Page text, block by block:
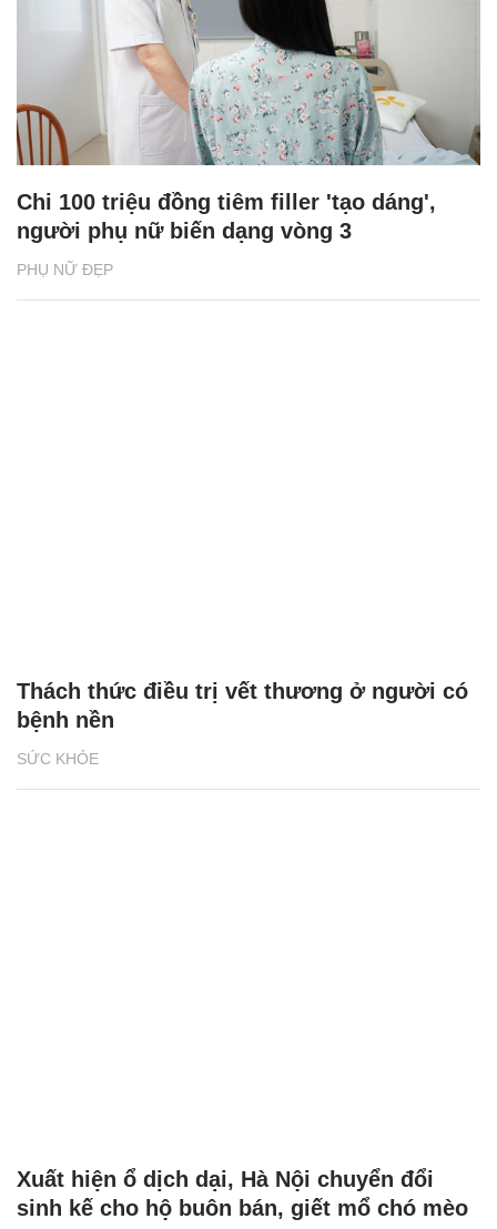
PHỤ NỮ ĐẸP
Chi 100 triệu đồng tiêm filler 'tạo dáng',
người phụ nữ biến dạng vòng 3
SỨC KHỎE
Thách thức điều trị vết thương ở người có
bệnh nền
Xuất hiện ổ dịch dại, Hà Nội chuyển đổi
sinh kế cho hộ buôn bán, giết mổ chó mèo